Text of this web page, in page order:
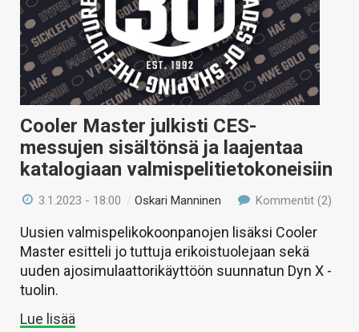
Cooler Master julkisti CES-
messujen sisältönsä ja laajentaa
katalogiaan valmispelitietokoneisiin
3.1.2023 - 18:00 /Oskari Manninen Kommentit (2)
Uusien valmispelikokoonpanojen lisäksi Cooler
Master esitteli jo tuttuja erikoistuolejaan sekä
uuden ajosimulaattorikäyttöön suunnatun Dyn X -
tuolin.
Lue lisää